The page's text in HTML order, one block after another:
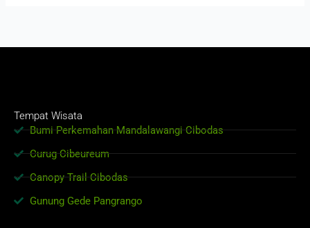
Tempat Wisata
Bumi Perkemahan Mandalawangi Cibodas
Curug Cibeureum
Canopy Trail Cibodas
Gunung Gede Pangrango